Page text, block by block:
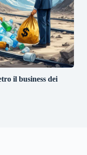
il business dei